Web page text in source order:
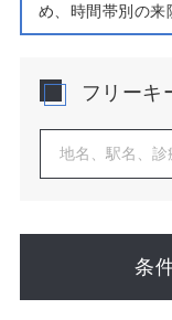
め、時間帯別の来
バス乗り場・商店
差ポイントを丁寧
く、皮膚科・耳
鍵になります。
間・口コミ分布を
間・土日の空白
す。家賃と想定
院率仮定を置いて
フリーキ
条